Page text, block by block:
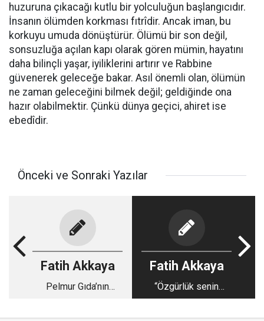
huzuruna çıkacağı kutlu bir yolculuğun başlangıcıdır.
İnsanın ölümden korkması fıtrîdir. Ancak iman, bu
korkuyu umuda dönüştürür. Ölümü bir son değil,
sonsuzluğa açılan kapı olarak gören mümin, hayatını
daha bilinçli yaşar, iyiliklerini artırır ve Rabbine
güvenerek geleceğe bakar. Asıl önemli olan, ölümün
ne zaman geleceğini bilmek değil; geldiğinde ona
hazır olabilmektir. Çünkü dünya geçici, ahiret ise
ebedîdir.
Önceki ve Sonraki Yazılar
Fatih Akkaya
Pelmur Gıda’nın
Fatih Akkaya
“Özgürlük senin
elinde”